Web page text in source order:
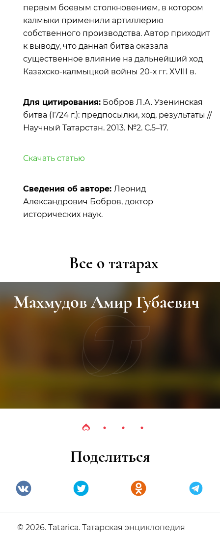
первым боевым столкновением, в котором
калмыки применили артиллерию
собственного производства. Автор приходит
к выводу, что данная битва оказала
существенное влияние на дальнейший ход
Казахско-калмыцкой войны 20-х гг. XVIII в.
Для цитирования: Бобров Л.А. Узенинская
битва (1724 г.): предпосылки, ход, результаты //
Научный Татарстан. 2013. №2. С.5–17.
Скачать статью
Сведения об авторе: Леонид
Александрович Бобров, доктор
исторических наук.
Все о татарах
Тукай Габдулла
Поделиться
© 2026. Tatarica. Татарская энциклопедия